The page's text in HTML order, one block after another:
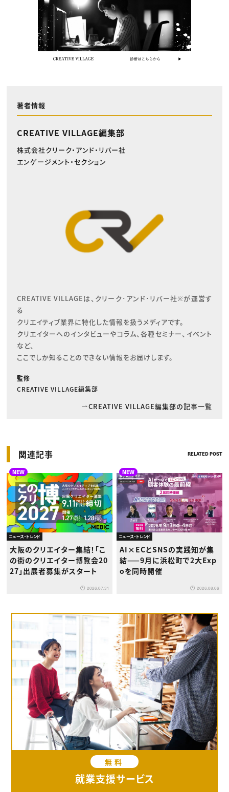
著者情報
CREATIVE VILLAGE編集部
株式会社クリーク・アンド・リバー社
エンゲージメント・セクション
CREATIVE VILLAGEは、クリーク･アンド･リバー社※が運営す
る
クリエイティブ業界に特化した情報を扱うメディアです。
クリエイターへのインタビューやコラム、各種セミナー、イベント
など、
ここでしか知ることのできない情報をお届けします。
監修
CREATIVE VILLAGE編集部
CREATIVE VILLAGE編集部の記事一覧
関連記事 RELATED POST
NEW
ニュース・トレンド
大阪のクリエイター集結！「こ
の街のクリエイター博覧会20
27」出展者募集がスタート
2026.07.31
NEW
ニュース・トレンド
AI×ECとSNSの実践知が集
結——9月に浜松町で2大Exp
oを同時開催
2026.08.06
無料
就業支援サービス